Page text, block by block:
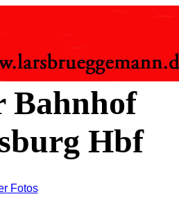
Bahnhof
Hbf
Fotos